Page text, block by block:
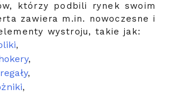
którzy podbili rynek swoim
zawiera m.in. nowoczesne i
wystroju, takie jak:
,
,
,
,